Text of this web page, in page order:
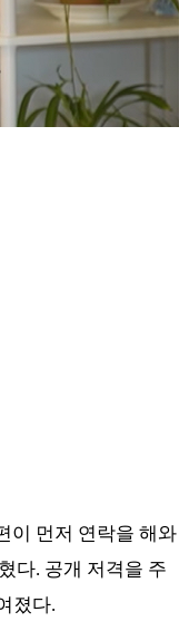
이 먼저 연락을 해와
다. 공개 저격을 주
졌다.